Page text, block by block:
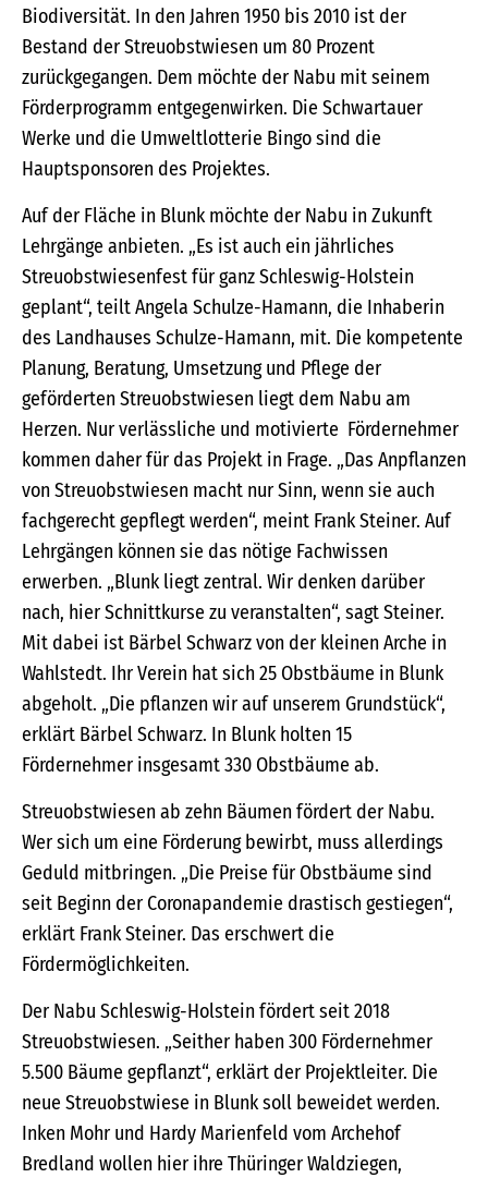
Biodiversität. In den Jahren 1950 bis 2010 ist der
Bestand der Streuobstwiesen um 80 Prozent
zurückgegangen. Dem möchte der Nabu mit seinem
Förderprogramm entgegenwirken. Die Schwartauer
Werke und die Umweltlotterie Bingo sind die
Hauptsponsoren des Projektes.
Auf der Fläche in Blunk möchte der Nabu in Zukunft
Lehrgänge anbieten. „Es ist auch ein jährliches
Streuobstwiesenfest für ganz Schleswig-Holstein
geplant“, teilt Angela Schulze-Hamann, die Inhaberin
des Landhauses Schulze-Hamann, mit. Die kompetente
Planung, Beratung, Umsetzung und Pflege der
geförderten Streuobstwiesen liegt dem Nabu am
Herzen. Nur verlässliche und motivierte Fördernehmer
kommen daher für das Projekt in Frage. „Das Anpflanzen
von Streuobstwiesen macht nur Sinn, wenn sie auch
fachgerecht gepflegt werden“, meint Frank Steiner. Auf
Lehrgängen können sie das nötige Fachwissen
erwerben. „Blunk liegt zentral. Wir denken darüber
nach, hier Schnittkurse zu veranstalten“, sagt Steiner.
Mit dabei ist Bärbel Schwarz von der kleinen Arche in
Wahlstedt. Ihr Verein hat sich 25 Obstbäume in Blunk
abgeholt. „Die pflanzen wir auf unserem Grundstück“,
erklärt Bärbel Schwarz. In Blunk holten 15
Fördernehmer insgesamt 330 Obstbäume ab.
Streuobstwiesen ab zehn Bäumen fördert der Nabu.
Wer sich um eine Förderung bewirbt, muss allerdings
Geduld mitbringen. „Die Preise für Obstbäume sind
seit Beginn der Coronapandemie drastisch gestiegen“,
erklärt Frank Steiner. Das erschwert die
Fördermöglichkeiten.
Der Nabu Schleswig-Holstein fördert seit 2018
Streuobstwiesen. „Seither haben 300 Fördernehmer
5.500 Bäume gepflanzt“, erklärt der Projektleiter. Die
neue Streuobstwiese in Blunk soll beweidet werden.
Inken Mohr und Hardy Marienfeld vom Archehof
Bredland wollen hier ihre Thüringer Waldziegen,